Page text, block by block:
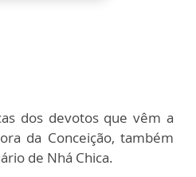
dos devotos que vêm a
da Conceição, também
de Nhá Chica.